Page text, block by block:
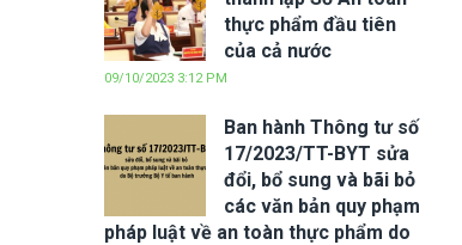
thực phẩm đầu tiên
của cả nước
09/10/2023 3:12 PM
Ban hành Thông tư số
17/2023/TT-BYT sửa
đổi, bổ sung và bãi bỏ
các văn bản quy phạm
pháp luật về an toàn thực phẩm do